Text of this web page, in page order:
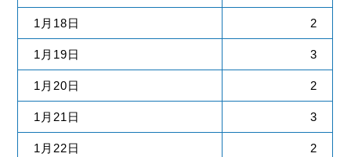
1月18日 2
1月19日 3
1月20日 2
1月21日 3
1月22日 2